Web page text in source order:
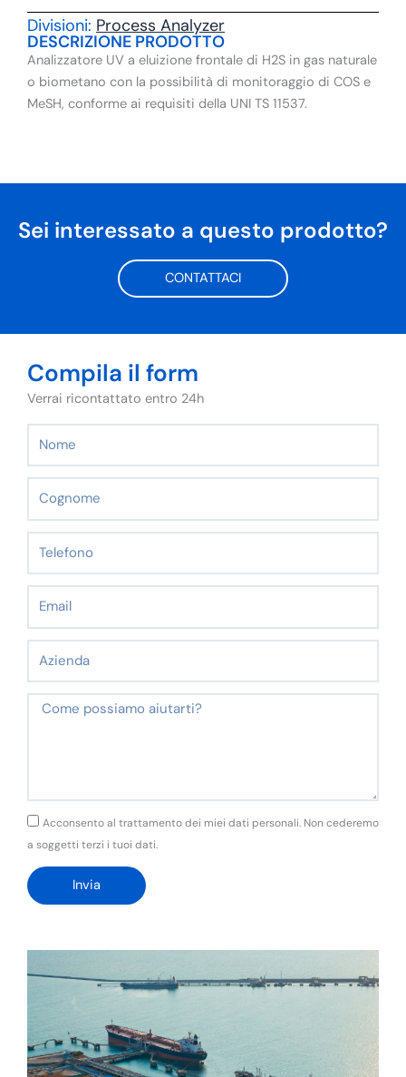
Divisioni: Process Analyzer
DESCRIZIONE PRODOTTO
Analizzatore UV a eluizione frontale di H2S in gas naturale
o biometano con la possibilità di monitoraggio di COS e
MeSH, conforme ai requisiti della UNI TS 11537.
Sei interessato a questo prodotto?
CONTATTACI
Compila il form
Verrai ricontattato entro 24h
Messaggio
GDPRAcconsento al trattamento dei miei dati personali. Non cederemo
a soggetti terzi i tuoi dati.
Invia